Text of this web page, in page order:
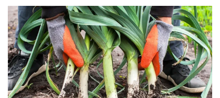
ciepłolubne, jakim jest bakłażan.Zdrowe i pyszne,
bakłażany pasują do wielu dań, zwłaszcza tych
śródziemnomorskich. Warzywa z własnej uprawy
będą jeszcze smaczniejsze, bardziej dorodne i
jędrne, o ile będziemy przestrzegać kilku
podstawowych zasad. Poznajmy je.